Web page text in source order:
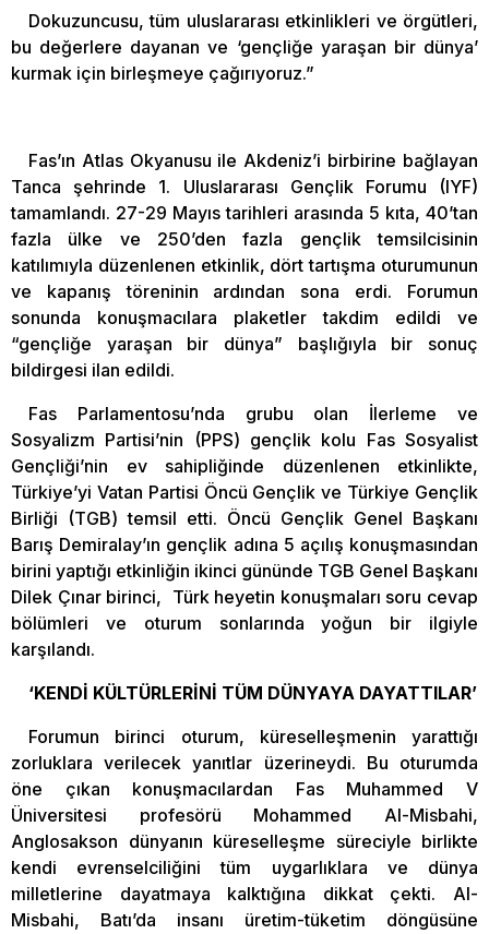
Dokuzuncusu, tüm uluslararası etkinlikleri ve örgütleri,
bu değerlere dayanan ve ‘gençliğe yaraşan bir dünya’
kurmak için birleşmeye çağırıyoruz.”
Fas’ın Atlas Okyanusu ile Akdeniz’i birbirine bağlayan
Tanca şehrinde 1. Uluslararası Gençlik Forumu (IYF)
tamamlandı. 27-29 Mayıs tarihleri arasında 5 kıta, 40’tan
fazla ülke ve 250’den fazla gençlik temsilcisinin
katılımıyla düzenlenen etkinlik, dört tartışma oturumunun
ve kapanış töreninin ardından sona erdi. Forumun
sonunda konuşmacılara plaketler takdim edildi ve
“gençliğe yaraşan bir dünya” başlığıyla bir sonuç
bildirgesi ilan edildi.
Fas Parlamentosu’nda grubu olan İlerleme ve
Sosyalizm Partisi’nin (PPS) gençlik kolu Fas Sosyalist
Gençliği’nin ev sahipliğinde düzenlenen etkinlikte,
Türkiye’yi Vatan Partisi Öncü Gençlik ve Türkiye Gençlik
Birliği (TGB) temsil etti. Öncü Gençlik Genel Başkanı
Barış Demiralay’ın gençlik adına 5 açılış konuşmasından
birini yaptığı etkinliğin ikinci gününde TGB Genel Başkanı
Dilek Çınar birinci, Türk heyetin konuşmaları soru cevap
bölümleri ve oturum sonlarında yoğun bir ilgiyle
karşılandı.
‘KENDİ KÜLTÜRLERİNİ TÜM DÜNYAYA DAYATTILAR’
Forumun birinci oturum, küreselleşmenin yarattığı
zorluklara verilecek yanıtlar üzerineydi. Bu oturumda
öne çıkan konuşmacılardan Fas Muhammed V
Üniversitesi profesörü Mohammed Al-Misbahi,
Anglosakson dünyanın küreselleşme süreciyle birlikte
kendi evrenselciliğini tüm uygarlıklara ve dünya
milletlerine dayatmaya kalktığına dikkat çekti. Al-
Misbahi, Batı’da insanı üretim-tüketim döngüsüne